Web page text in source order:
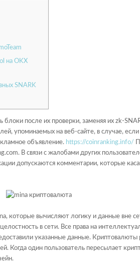
на OKX
SNARK
блоки после их проверки, заменяя их zk-
упоминаемых на веб-сайте, в случае,
объявление. https://coinranking.info/
В связи с жалобами других
допускаются комментарии, которые
которые вычисляют логику и данные вне
в сети. Все права на
указанные данные.
Когда один пользователь пересылает